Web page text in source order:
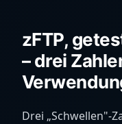
zFTP,
– drei
Drei „Schwellen"-